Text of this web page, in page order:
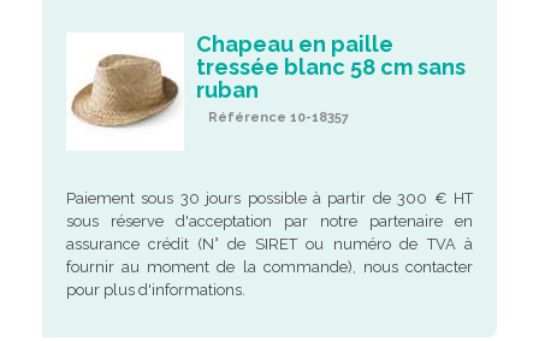
Chapeau en paille
tressée blanc 58 cm sans
ruban
Référence 10-18357
Paiement sous 30 jours possible à partir de 300 € HT
sous réserve d'acceptation par notre partenaire en
assurance crédit (N° de SIRET ou numéro de TVA à
fournir au moment de la commande), nous contacter
pour plus d'informations.